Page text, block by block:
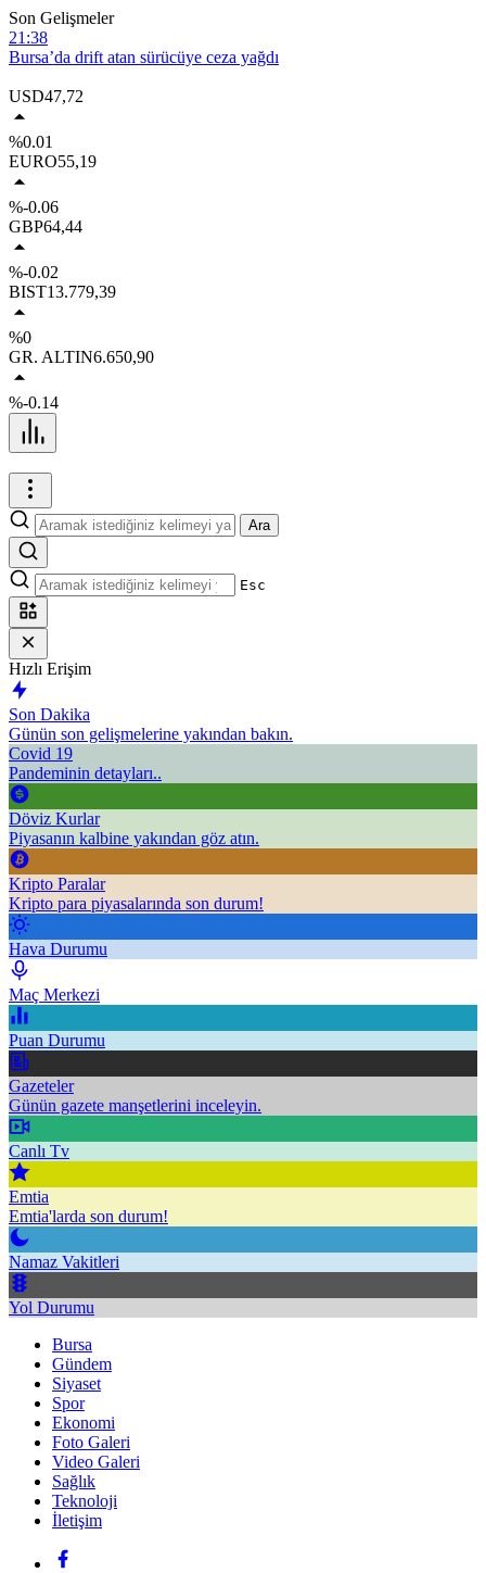
Son Gelişmeler
21:38
Bursa’da drift atan sürücüye ceza yağdı
20:50
Mesajlaşmayla başlayan husumet kanlı bitti
20:49
Osmangazi Belediyesi pazarlardan aylık 600 ton atık topluyor
20:49
Bursa’da rahvan atları şampiyonluk için koştu
18:18
Yeniköy Sahili’nden gökyüzüne çevre mesajı: 25 bini aşkın kişi
Perseid Meteor Yağmuru’nu izledi
USD47,72
%0.01
EURO55,19
%-0.06
GBP64,44
%-0.02
BIST13.779,39
%0
GR. ALTIN6.650,90
%-0.14
Ara
Esc
Hızlı Erişim
Son Dakika
Günün son gelişmelerine yakından bakın.
Covid 19
Pandeminin detayları..
Döviz Kurlar
Piyasanın kalbine yakından göz atın.
Kripto Paralar
Kripto para piyasalarında son durum!
Hava Durumu
Maç Merkezi
Puan Durumu
Gazeteler
Günün gazete manşetlerini inceleyin.
Canlı Tv
Emtia
Emtia'larda son durum!
Namaz Vakitleri
Yol Durumu
Bursa
Gündem
Siyaset
Spor
Ekonomi
Foto Galeri
Video Galeri
Sağlık
Teknoloji
İletişim